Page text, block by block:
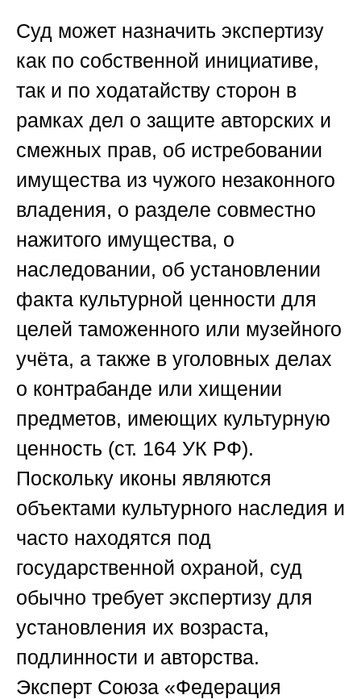
Суд может назначить экспертизу
как по собственной инициативе,
так и по ходатайству сторон в
рамках дел о защите авторских и
смежных прав, об истребовании
имущества из чужого незаконного
владения, о разделе совместно
нажитого имущества, о
наследовании, об установлении
факта культурной ценности для
целей таможенного или музейного
учёта, а также в уголовных делах
о контрабанде или хищении
предметов, имеющих культурную
ценность (ст. 164 УК РФ).
Поскольку иконы являются
объектами культурного наследия и
часто находятся под
государственной охраной, суд
обычно требует экспертизу для
установления их возраста,
подлинности и авторства.
Эксперт Союза «Федерация